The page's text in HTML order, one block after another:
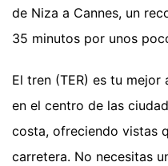
de Niza a Cannes, un
35 minutos por unos
El tren (TER) es tu mejor
en el centro de las
costa, ofreciendo vistas
carretera. No necesitas